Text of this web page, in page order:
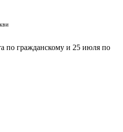
по гражданскому и 25 июля по